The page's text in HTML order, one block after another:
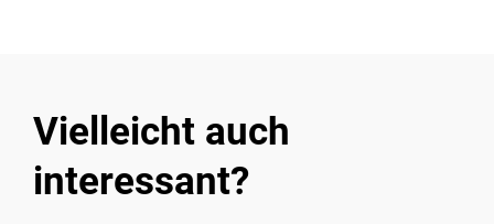
Vielleicht auch
interessant?